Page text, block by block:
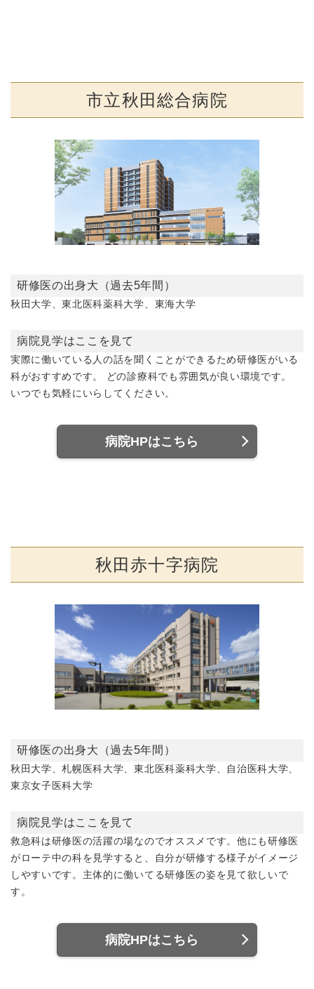
市立秋田総合病院
研修医の出身大（過去5年間）
秋田大学、東北医科薬科大学、東海大学
病院見学はここを見て
実際に働いている人の話を聞くことができるため研修医がいる
科がおすすめです。 どの診療科でも雰囲気が良い環境です。
いつでも気軽にいらしてください。
病院HPはこちら
秋田赤十字病院
研修医の出身大（過去5年間）
秋田大学、札幌医科大学、東北医科薬科大学、自治医科大学、
東京女子医科大学
病院見学はここを見て
救急科は研修医の活躍の場なのでオススメです。他にも研修医
がローテ中の科を見学すると、自分が研修する様子がイメージ
しやすいです。主体的に働いてる研修医の姿を見て欲しいで
す。
病院HPはこちら